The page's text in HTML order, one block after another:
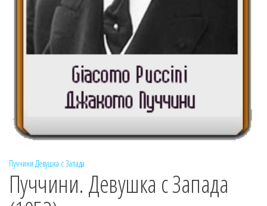
Пуччини Девушка с Запада
Пуччини. Девушка с Запада